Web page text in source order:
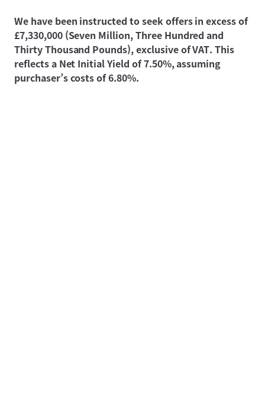
We have been instructed to seek offers in excess of
£7,330,000 (Seven Million, Three Hundred and
Thirty Thousand Pounds), exclusive of VAT. This
reflects a Net Initial Yield of 7.50%, assuming
purchaser’s costs of 6.80%.